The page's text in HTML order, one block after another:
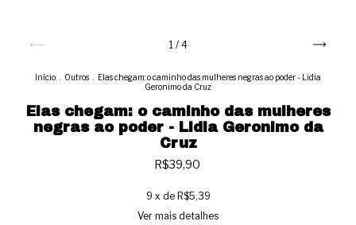
1 / 4
Início Outros
Elas chegam: o caminho das mulheres negras ao poder - Lidia
Geronimo da Cruz
Elas chegam: o caminho das mulheres
negras ao poder - Lidia Geronimo da
Cruz
R$39,90
9 x de R$5,39
Ver mais detalhes